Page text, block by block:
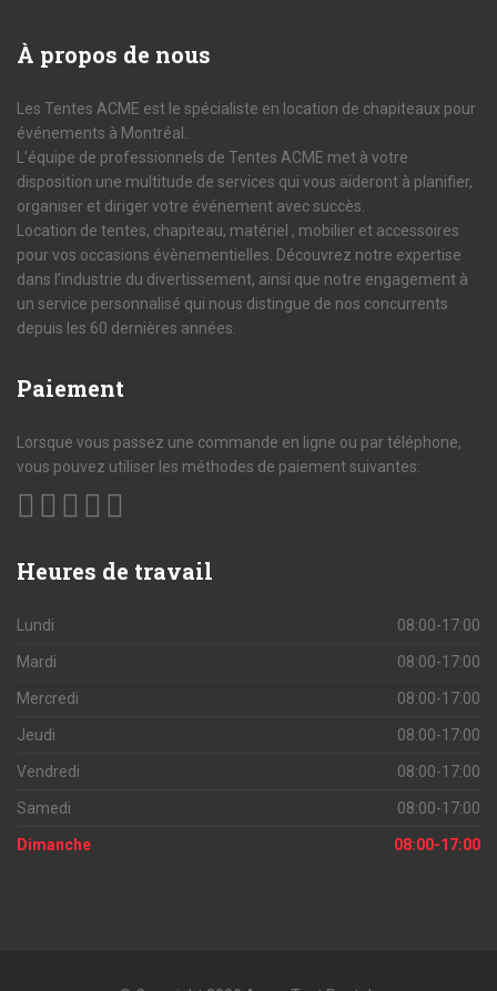
À propos de nous
Les Tentes ACME est le spécialiste en location de chapiteaux pour
événements à Montréal.
L’équipe de professionnels de Tentes ACME met à votre
disposition une multitude de services qui vous aideront à planifier,
organiser et diriger votre événement avec succès.
Location de tentes, chapiteau, matériel , mobilier et accessoires
pour vos occasions évènementielles. Découvrez notre expertise
dans l’industrie du divertissement, ainsi que notre engagement à
un service personnalisé qui nous distingue de nos concurrents
depuis les 60 dernières années.
Paiement
Lorsque vous passez une commande en ligne ou par téléphone,
vous pouvez utiliser les méthodes de paiement suivantes:
Heures de travail
Lundi 08:00-17:00
Mardi 08:00-17:00
Mercredi 08:00-17:00
Jeudi 08:00-17:00
Vendredi 08:00-17:00
Samedi 08:00-17:00
Dimanche 08:00-17:00